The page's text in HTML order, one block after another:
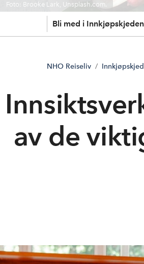
Foto: Brooke Lark, Unsplash.com.
Bli med i Innkjøpskjeden
NHO Reiseliv
av de